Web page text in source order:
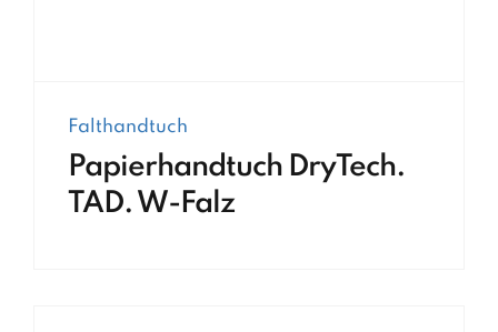
Falthandtuch
Papierhandtuch DryTech.
TAD. W-Falz